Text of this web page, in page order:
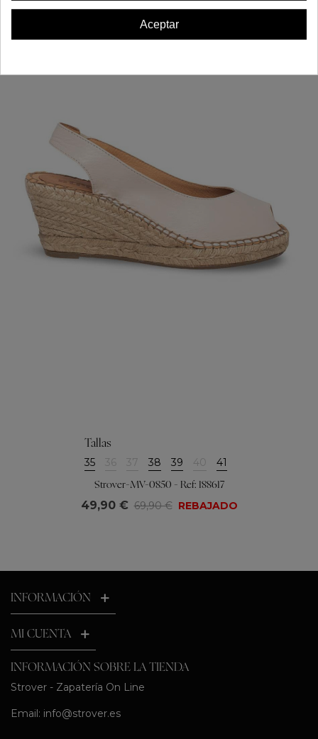
Tallas
35 36 37 38 39 40 41
Strover-MV-0850 - Ref: 188617
49,90 € 69,90 € REBAJADO
INFORMACIÓN
MI CUENTA
INFORMACIÓN SOBRE LA TIENDA
Strover - Zapatería On Line
Email: info@strover.es
Aceptar